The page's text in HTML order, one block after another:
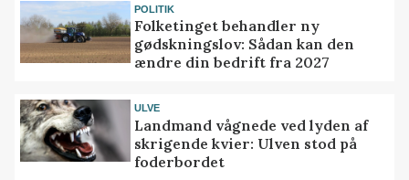
POLITIK
Folketinget behandler ny
gødskningslov: Sådan kan den
ændre din bedrift fra 2027
ULVE
Landmand vågnede ved lyden af
skrigende kvier: Ulven stod på
foderbordet